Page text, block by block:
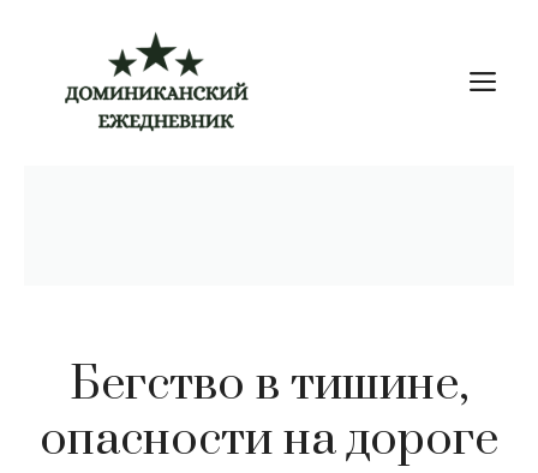
содержимому
Бегство в тишине,
опасности на дороге